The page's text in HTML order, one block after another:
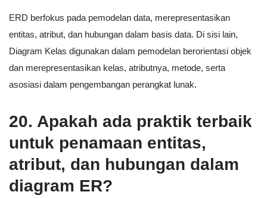
ERD berfokus pada pemodelan data, merepresentasikan
entitas, atribut, dan hubungan dalam basis data. Di sisi lain,
Diagram Kelas digunakan dalam pemodelan berorientasi objek
dan merepresentasikan kelas, atributnya, metode, serta
asosiasi dalam pengembangan perangkat lunak.
20. Apakah ada praktik terbaik
untuk penamaan entitas,
atribut, dan hubungan dalam
diagram ER?